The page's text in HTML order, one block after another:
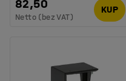
82,50
Netto (bez VAT)
KUP